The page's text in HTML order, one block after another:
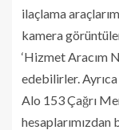
ilaçlama
kamera
‘Hizmet Aracım
edebilirler.
Alo 153 Çağrı
hesaplarımızdan